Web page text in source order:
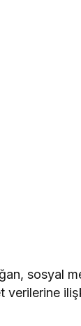
sosyal
verilerine